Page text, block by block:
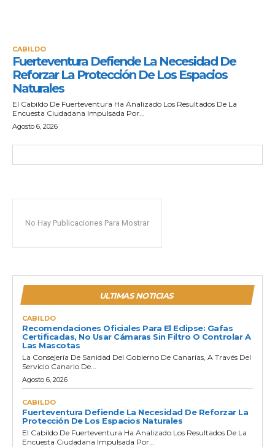
CABILDO
Fuerteventura Defiende La Necesidad De
Reforzar La Protección De Los Espacios
Naturales
El Cabildo De Fuerteventura Ha Analizado Los Resultados De La
Encuesta Ciudadana Impulsada Por...
Agosto 6, 2026
No Hay Publicaciones Para Mostrar
ULTIMAS NOTICIAS
CABILDO
Recomendaciones Oficiales Para El Eclipse: Gafas
Certificadas, No Usar Cámaras Sin Filtro O Controlar A
Las Mascotas
La Consejería De Sanidad Del Gobierno De Canarias, A Través Del
Servicio Canario De...
Agosto 6, 2026
CABILDO
Fuerteventura Defiende La Necesidad De Reforzar La
Protección De Los Espacios Naturales
El Cabildo De Fuerteventura Ha Analizado Los Resultados De La
Encuesta Ciudadana Impulsada Por...